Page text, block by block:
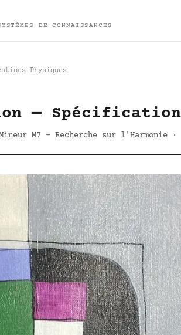
DE CONNAISSANCES
Physiques
—
M7 - Recherche sur l'Harmonie ·